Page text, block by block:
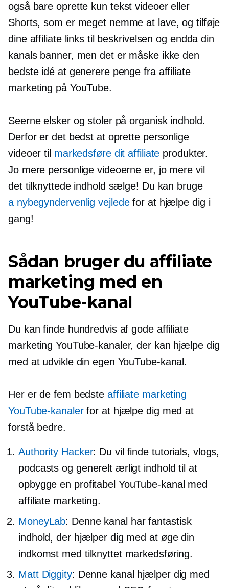
også bare oprette kun tekst videoer eller
Shorts, som er meget nemme at lave, og tilføje
dine affiliate links til beskrivelsen og endda din
kanals banner, men det er måske ikke den
bedste idé at generere penge fra affiliate
marketing på YouTube.
Seerne elsker og stoler på organisk indhold.
Derfor er det bedst at oprette personlige
videoer til markedsføre dit affiliate produkter.
Jo mere personlige videoerne er, jo mere vil
det tilknyttede indhold sælge! Du kan bruge
a nybegyndervenlig vejledefor at hjælpe dig i
gang!
Sådan bruger du affiliate
marketing med en
YouTube-kanal
Du kan finde hundredvis af gode affiliate
marketing YouTube-kanaler, der kan hjælpe dig
med at udvikle din egen YouTube-kanal.
Her er de fem bedste affiliate marketing
YouTube-kanalerfor at hjælpe dig med at
forstå bedre.
Authority Hacker: Du vil finde tutorials, vlogs,
podcasts og generelt ærligt indhold til at
opbygge en profitabel YouTube-kanal med
affiliate marketing.
MoneyLab: Denne kanal har fantastisk
indhold, der hjælper dig med at øge din
indkomst med tilknyttet markedsføring.
Matt Diggity: Denne kanal hjælper dig med